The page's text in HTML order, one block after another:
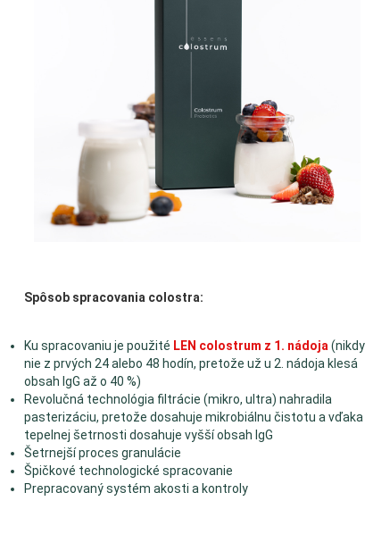
Spôsob spracovania colostra:
Ku spracovaniu je použité LEN colostrum z 1. nádoja (nikdy
nie z prvých 24 alebo 48 hodín, pretože už u 2. nádoja klesá
obsah IgG až o 40 %)
Revolučná technológia filtrácie (mikro, ultra) nahradila
pasterizáciu, pretože dosahuje mikrobiálnu čistotu a vďaka
tepelnej šetrnosti dosahuje vyšší obsah IgG
Šetrnejší proces granulácie
Špičkové technologické spracovanie
Prepracovaný systém akosti a kontroly